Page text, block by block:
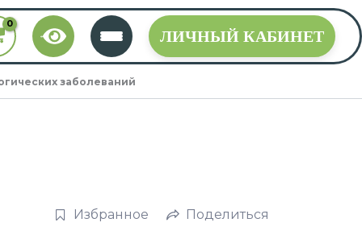
ЛИЧНЫЙ КАБИНЕТ
заболеваний
Избранное Поделиться